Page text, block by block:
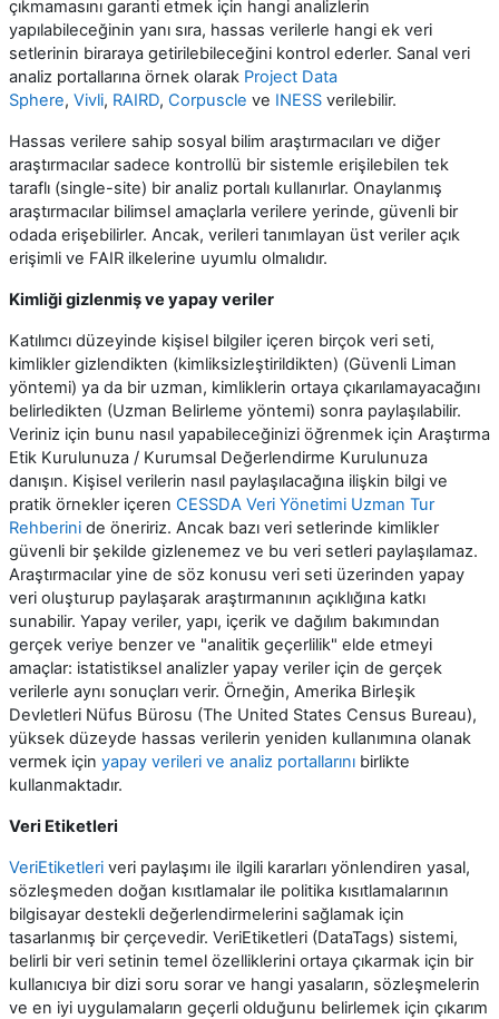
çıkmamasını garanti etmek için hangi analizlerin
yapılabileceğinin yanı sıra, hassas verilerle hangi ek veri
setlerinin biraraya getirilebileceğini kontrol ederler. Sanal veri
analiz portallarına örnek olarak Project Data
Sphere, Vivli, RAIRD, Corpuscle ve INESS verilebilir.
Hassas verilere sahip sosyal bilim araştırmacıları ve diğer
araştırmacılar sadece kontrollü bir sistemle erişilebilen tek
taraflı (single-site) bir analiz portalı kullanırlar. Onaylanmış
araştırmacılar bilimsel amaçlarla verilere yerinde, güvenli bir
odada erişebilirler. Ancak, verileri tanımlayan üst veriler açık
erişimli ve FAIR ilkelerine uyumlu olmalıdır.
Kimliği gizlenmiş ve yapay veriler
Katılımcı düzeyinde kişisel bilgiler içeren birçok veri seti,
kimlikler gizlendikten (kimliksizleştirildikten) (Güvenli Liman
yöntemi) ya da bir uzman, kimliklerin ortaya çıkarılamayacağını
belirledikten (Uzman Belirleme yöntemi) sonra paylaşılabilir.
Veriniz için bunu nasıl yapabileceğinizi öğrenmek için Araştırma
Etik Kurulunuza / Kurumsal Değerlendirme Kurulunuza
danışın. Kişisel verilerin nasıl paylaşılacağına ilişkin bilgi ve
pratik örnekler içeren CESSDA Veri Yönetimi Uzman Tur
Rehberini de öneririz. Ancak bazı veri setlerinde kimlikler
güvenli bir şekilde gizlenemez ve bu veri setleri paylaşılamaz.
Araştırmacılar yine de söz konusu veri seti üzerinden yapay
veri oluşturup paylaşarak araştırmanının açıklığına katkı
sunabilir. Yapay veriler, yapı, içerik ve dağılım bakımından
gerçek veriye benzer ve "analitik geçerlilik" elde etmeyi
amaçlar: istatistiksel analizler yapay veriler için de gerçek
verilerle aynı sonuçları verir. Örneğin, Amerika Birleşik
Devletleri Nüfus Bürosu (The United States Census Bureau),
yüksek düzeyde hassas verilerin yeniden kullanımına olanak
vermek için yapay verileri ve analiz portallarını birlikte
kullanmaktadır.
Veri Etiketleri
VeriEtiketleri veri paylaşımı ile ilgili kararları yönlendiren yasal,
sözleşmeden doğan kısıtlamalar ile politika kısıtlamalarının
bilgisayar destekli değerlendirmelerini sağlamak için
tasarlanmış bir çerçevedir. VeriEtiketleri (DataTags) sistemi,
belirli bir veri setinin temel özelliklerini ortaya çıkarmak için bir
kullanıcıya bir dizi soru sorar ve hangi yasaların, sözleşmelerin
ve en iyi uygulamaların geçerli olduğunu belirlemek için çıkarım